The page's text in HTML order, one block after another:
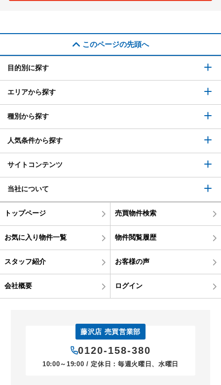
このページの先頭へ
目的別に探す
エリアから探す
種別から探す
人気条件から探す
サイトコンテンツ
当社について
トップページ 売買物件検索
お気に入り物件一覧 物件閲覧履歴
スタッフ紹介 お客様の声
会社概要 ログイン
藤沢店 売買営業部
0120-158-380
10:00～19:00 / 定休日：毎週火曜日、水曜日